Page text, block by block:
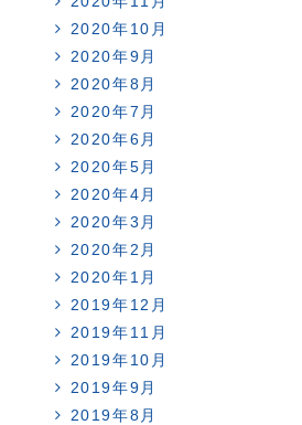
2020年10月
2020年9月
2020年8月
2020年7月
2020年6月
2020年5月
2020年4月
2020年3月
2020年2月
2020年1月
2019年12月
2019年11月
2019年10月
2019年9月
2019年8月